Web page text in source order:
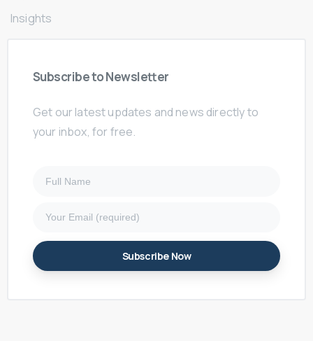
Insights
SubscribetoNewsletter
Get our latest updates and news directly to
your inbox, for free.